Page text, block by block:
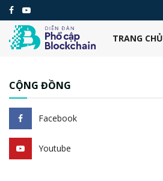
TRANG CHỦ
CỘNG ĐỒNG
Facebook
Youtube